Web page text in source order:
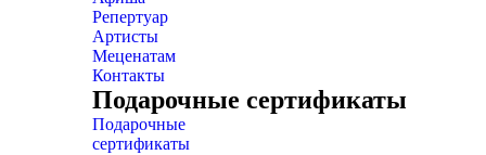
Репертуар
Артисты
Меценатам
Контакты
Подарочные сертификаты
Подарочные
сертификаты